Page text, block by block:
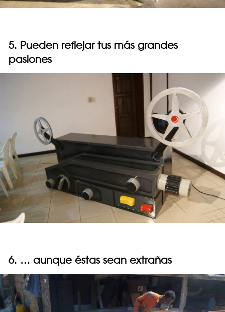
5. Pueden reflejar tus más grandes
pasiones
6. … aunque éstas sean extrañas